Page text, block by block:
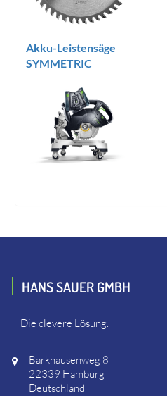
Akku-Leistensäge
SYMMETRIC
HANS SAUER GMBH
Die clevere Lösung.
Barkhausenweg 8
22339 Hamburg
Deutschland